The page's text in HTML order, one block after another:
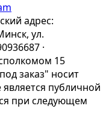
адрес:
ул.
·
15
заказ" носит
публичной
при следующем